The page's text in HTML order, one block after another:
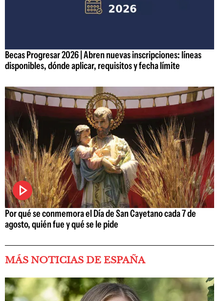
Becas Progresar 2026 | Abren nuevas inscripciones: líneas
disponibles, dónde aplicar, requisitos y fecha límite
Por qué se conmemora el Día de San Cayetano cada 7 de
agosto, quién fue y qué se le pide
MÁS NOTICIAS DE ESPAÑA